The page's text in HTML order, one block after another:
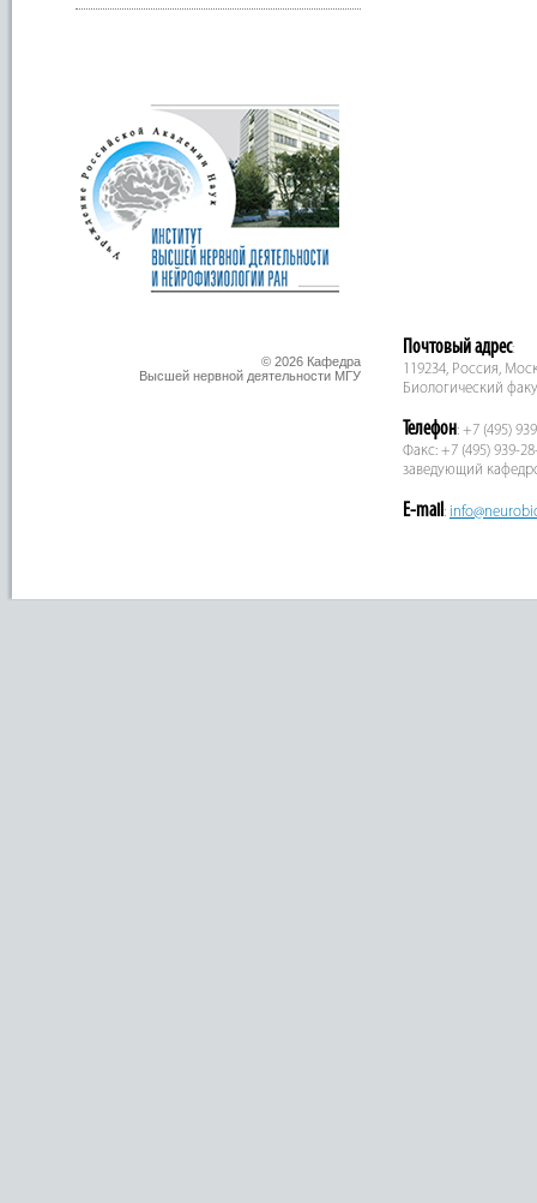
© 2026 Кафедра
Высшей нервной деятельности МГУ
Почтовый адрес:
119234, Россия,
Биологический
Телефон: +7 (495)
Факс: +7 (495) 939-
заведующий
E-mail :